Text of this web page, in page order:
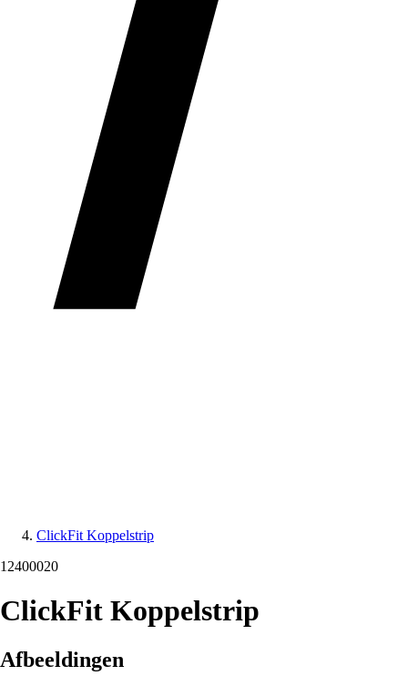
ClickFit Koppelstrip
12400020
ClickFit Koppelstrip
Afbeeldingen